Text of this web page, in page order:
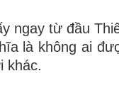
ngay từ đầu
là không ai
khác.